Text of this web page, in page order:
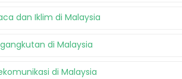
dan Iklim di Malaysia
di Malaysia
di Malaysia